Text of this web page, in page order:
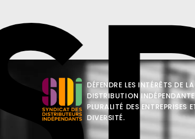
DÉFENDRE LES INTÉRÊTS DE LA
DISTRIBUTION
PLURALITÉ DES ENTREPRISES
DIVERSITÉ.